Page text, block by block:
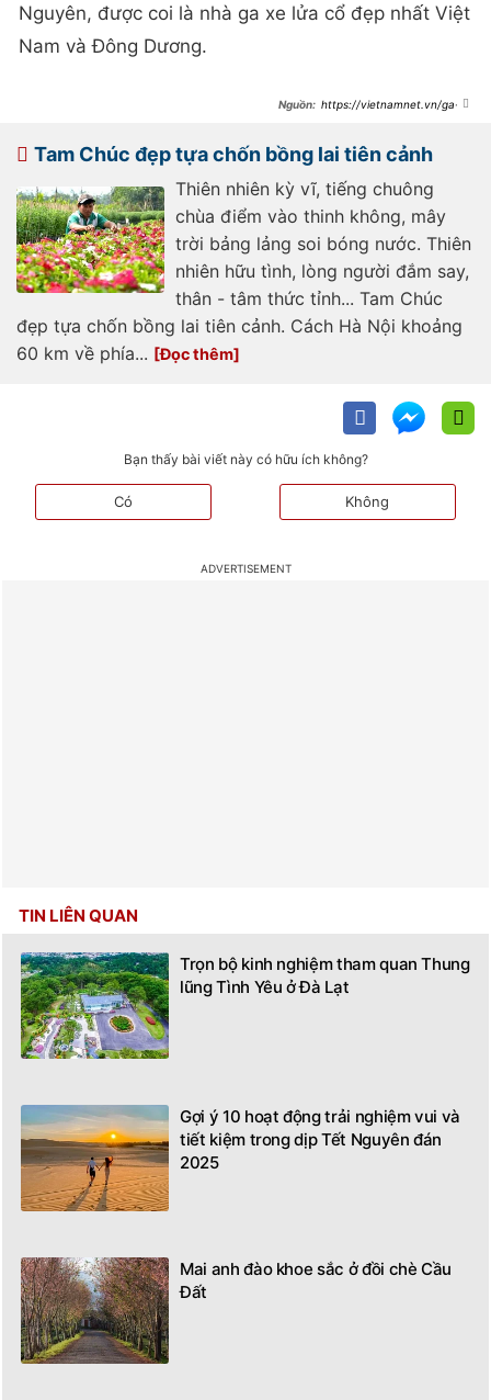
Nguyên, được coi là nhà ga xe lửa cổ đẹp nhất Việt
Nam và Đông Dương.
https://vietnamnet.vn/ga-
Tam Chúc đẹp tựa chốn bồng lai tiên cảnh
Thiên nhiên kỳ vĩ, tiếng chuông
chùa điểm vào thinh không, mây
trời bảng lảng soi bóng nước. Thiên
nhiên hữu tình, lòng người đắm say,
thân - tâm thức tỉnh... Tam Chúc
đẹp tựa chốn bồng lai tiên cảnh. Cách Hà Nội khoảng
60 km về phía...
Bạn thấy bài viết này có hữu ích không?
Có Không
TIN LIÊN QUAN
Trọn bộ kinh nghiệm tham quan Thung
lũng Tình Yêu ở Đà Lạt
Gợi ý 10 hoạt động trải nghiệm vui và
tiết kiệm trong dịp Tết Nguyên đán
2025
Mai anh đào khoe sắc ở đồi chè Cầu
Đất